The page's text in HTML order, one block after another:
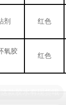
剂 红色
氧胶
红色